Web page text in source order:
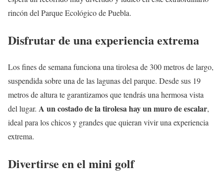
rincón del Parque Ecológico de Puebla.
Disfrutar de una experiencia extrema
Los fines de semana funciona una tirolesa de 300 metros de largo,
suspendida sobre una de las lagunas del parque. Desde sus 19
metros de altura te garantizamos que tendrás una hermosa vista
del lugar. A un costado de la tirolesa hay un muro de escalar,
ideal para los chicos y grandes que quieran vivir una experiencia
extrema.
Divertirse en el mini golf